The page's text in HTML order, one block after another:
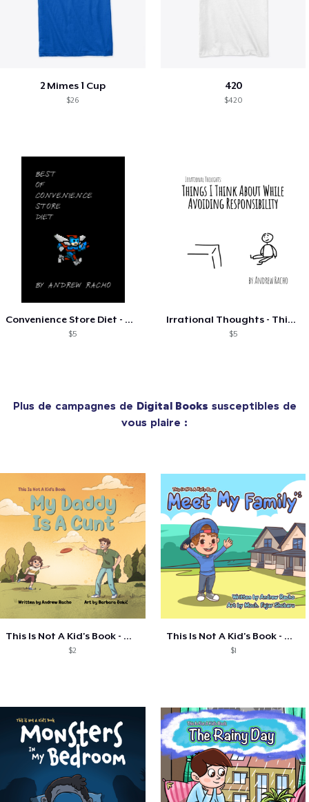
2 Mimes 1 Cup
$26
420
$420
Convenience Store Diet - The Best Of
$5
Irrational Thoughts - Things I Think...
$5
Plus de campagnes de Digital Books susceptibles de
vous plaire :
This Is Not A Kid's Book - My Daddy Is A
$2
This Is Not A Kid's Book - Meet My...
$1